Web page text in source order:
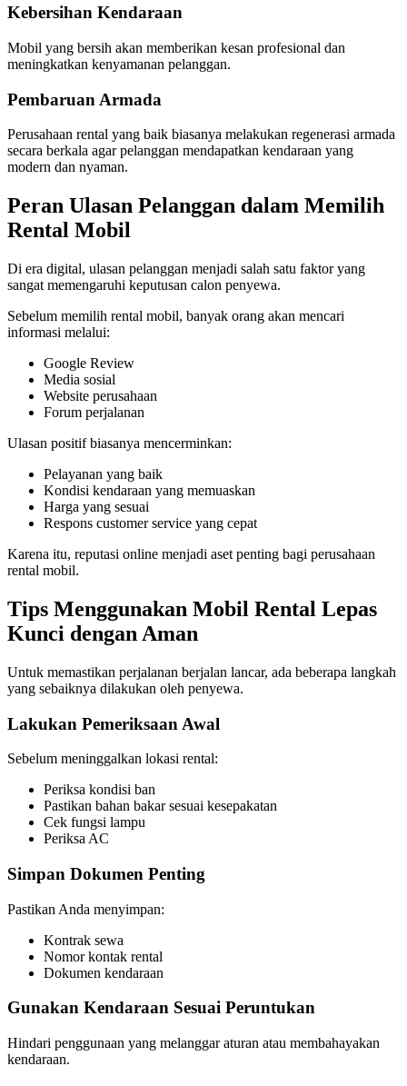
Kebersihan Kendaraan
Mobil yang bersih akan memberikan kesan profesional dan
meningkatkan kenyamanan pelanggan.
Pembaruan Armada
Perusahaan rental yang baik biasanya melakukan regenerasi armada
secara berkala agar pelanggan mendapatkan kendaraan yang
modern dan nyaman.
Peran Ulasan Pelanggan dalam Memilih
Rental Mobil
Di era digital, ulasan pelanggan menjadi salah satu faktor yang
sangat memengaruhi keputusan calon penyewa.
Sebelum memilih rental mobil, banyak orang akan mencari
informasi melalui:
Google Review
Media sosial
Website perusahaan
Forum perjalanan
Ulasan positif biasanya mencerminkan:
Pelayanan yang baik
Kondisi kendaraan yang memuaskan
Harga yang sesuai
Respons customer service yang cepat
Karena itu, reputasi online menjadi aset penting bagi perusahaan
rental mobil.
Tips Menggunakan Mobil Rental Lepas
Kunci dengan Aman
Untuk memastikan perjalanan berjalan lancar, ada beberapa langkah
yang sebaiknya dilakukan oleh penyewa.
Lakukan Pemeriksaan Awal
Sebelum meninggalkan lokasi rental:
Periksa kondisi ban
Pastikan bahan bakar sesuai kesepakatan
Cek fungsi lampu
Periksa AC
Simpan Dokumen Penting
Pastikan Anda menyimpan:
Kontrak sewa
Nomor kontak rental
Dokumen kendaraan
Gunakan Kendaraan Sesuai Peruntukan
Hindari penggunaan yang melanggar aturan atau membahayakan
kendaraan.